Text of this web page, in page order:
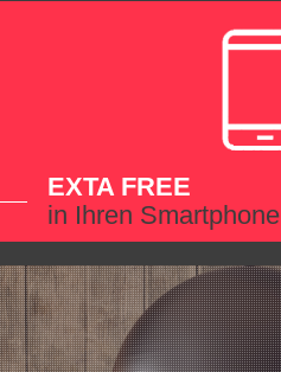
EXTA FREE
in Ihren Smartphone